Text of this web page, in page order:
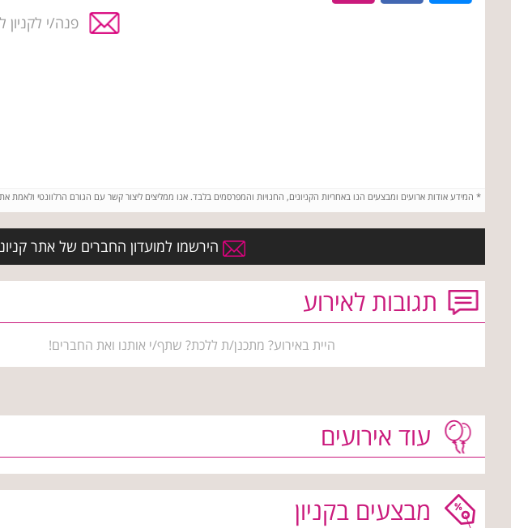
פנה/י לקניון
* המידע אודות ארועים ומבצעים הנו באחריות הקניונים, החנויות והמפרסמים בלבד. אנו ממליצים ליצור קשר עם הגורם הרלוונטי ולאמת
הירשמו למועדון החברים של אתר
תגובות לאירוע
היית באירוע? מתכנן/ת ללכת? שתף/י אותנו ואת החברים!
עוד אירועים
מבצעים בקניון